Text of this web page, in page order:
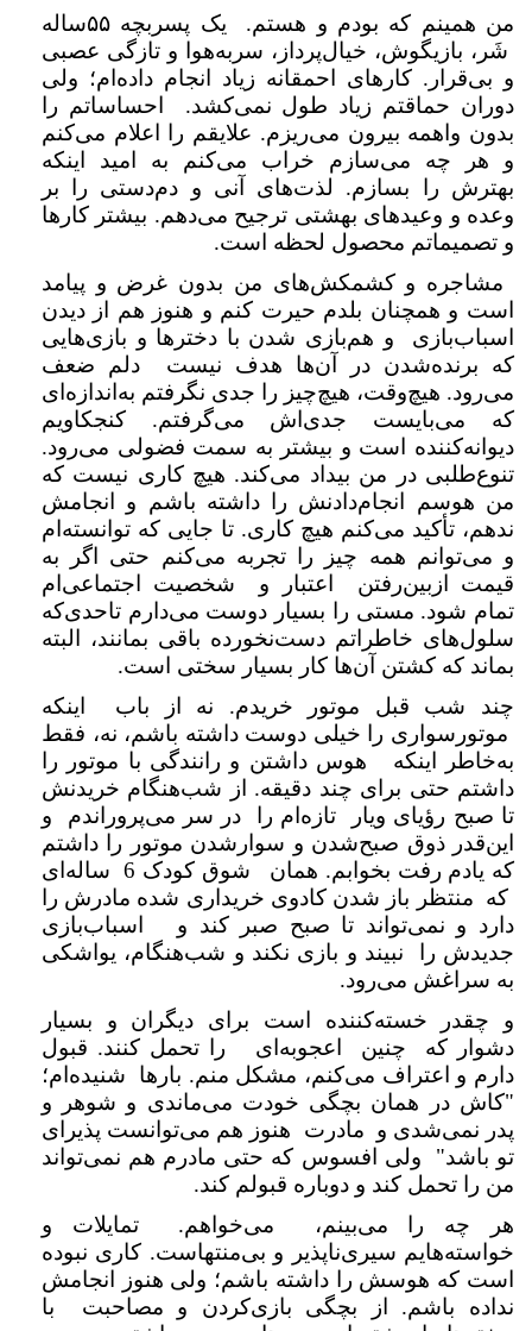
من همینم که بودم و هستم. یک پسربچه ۵۵ساله
شَر، بازیگوش، خیال‌پرداز، سربه‌هوا و تازگی عصبی
و بی‌قرار. کارهای احمقانه زیاد انجام داده‌ام؛ ولی
دوران حماقتم زیاد طول نمی‌کشد. احساساتم را
بدون واهمه بیرون می‌ریزم. علایقم را اعلام می‌کنم
و هر چه می‌سازم خراب می‌کنم به امید اینکه
بهترش را بسازم. لذت‌های آنی و دم‌دستی را بر
وعده و وعیدهای بهشتی ترجیح می‌دهم. بیشتر کارها
و تصمیماتم محصول لحظه است.
مشاجره و کشمکش‌های من بدون غرض و پیامد
است و همچنان بلدم حیرت کنم و هنوز هم از دیدن
اسباب‌بازی و هم‌بازی شدن با دخترها و بازی‌هایی
که برنده‌شدن در آن‌ها هدف نیست دلم ضعف
می‌رود. هیچ‌وقت، هیچ‌چیز را جدی نگرفتم به‌اندازه‌ای
که می‌بایست جدی‌اش می‌گرفتم. کنجکاویم
دیوانه‌کننده است و بیشتر به سمت فضولی می‌رود.
تنوع‌طلبی در من بیداد می‌کند. هیچ کاری نیست که
من هوسم انجام‌دادنش را داشته باشم و انجامش
ندهم، تأکید می‌کنم هیچ کاری. تا جایی که توانسته‌ام
و می‌توانم همه چیز را تجربه می‌کنم حتی اگر به
قیمت ازبین‌رفتن اعتبار و شخصیت اجتماعی‌ام
تمام شود. مستی را بسیار دوست می‌دارم تاحدی‌که
سلول‌های خاطراتم دست‌نخورده باقی بمانند، البته
بماند که کشتن آن‌ها کار بسیار سختی است.
چند شب قبل موتور خریدم. نه از باب اینکه
موتورسواری را خیلی دوست داشته باشم، نه، فقط
به‌خاطر اینکه هوس داشتن و رانندگی با موتور را
داشتم حتی برای چند دقیقه. از شب‌هنگام خریدنش
تا صبح رؤیای ویار تازه‌ام را در سر می‌پروراندم و
این‌قدر ذوق صبح‌شدن و سوارشدن موتور را داشتم
که یادم رفت بخوابم. همان شوق کودک 6 ساله‌ای
که منتظر باز شدن کادوی خریداری شده مادرش را
دارد و نمی‌تواند تا صبح صبر کند و اسباب‌بازی
جدیدش را نبیند و بازی نکند و شب‌هنگام، یواشکی
به سراغش می‌رود.
و چقدر خسته‌کننده است برای دیگران و بسیار
دشوار که چنین اعجوبه‌ای را تحمل کنند. قبول
دارم و اعتراف می‌کنم، مشکل منم. بارها شنیده‌ام؛
"کاش در همان بچگی خودت می‌ماندی و شوهر و
پدر نمی‌شدی و مادرت هنوز هم می‌توانست پذیرای
تو باشد" ولی افسوس که حتی مادرم هم نمی‌تواند
من را تحمل کند و دوباره قبولم کند.
هر چه را می‌بینم، می‌خواهم. تمایلات و
خواسته‌هایم سیری‌ناپذیر و بی‌منتهاست. کاری نبوده
است که هوسش را داشته باشم؛ ولی هنوز انجامش
نداده باشم. از بچگی بازی‌کردن و مصاحبت با